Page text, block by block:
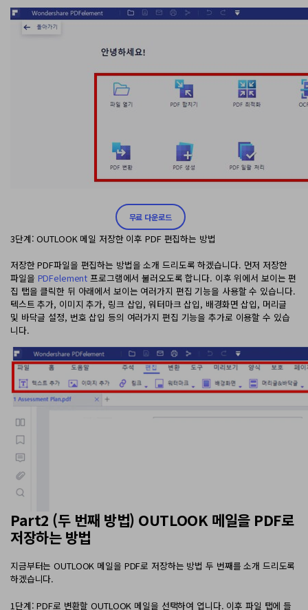
무료 다운로드
3단계: OUTLOOK 메일 저장한 이후 PDF 편집하는 방법
저장한 PDF파일을 편집하는 방법을 소개 드리도록 하겠습니다. 먼저 저장한
파일을 PDFelement 프로그램에서 불러오도록 합니다. 이후 위에서 보이는 편
집 탭을 클릭한 뒤 아래에서 보이는 여러가지 편집 기능을 사용할 수 있습니다.
텍스트 추가, 이미지 추가, 링크 삽입, 워터마크 삽입, 배경화면 삽입, 머리글
및 바닥글 설정, 번호 삽입 등의 여러가지 편집 기능을 추가로 이용할 수 있습
니다.
Part2 (두 번째 방법) OUTLOOK 메일을 PDF로
저장하는 방법
지금부터는 OUTLOOK 메일을 PDF로 저장하는 방법 두 번째를 소개 드리도록
하겠습니다.
1단계: PDF로 변환할 OUTLOOK 메일을 선택하여 엽니다. 이후 파일 탭에 들